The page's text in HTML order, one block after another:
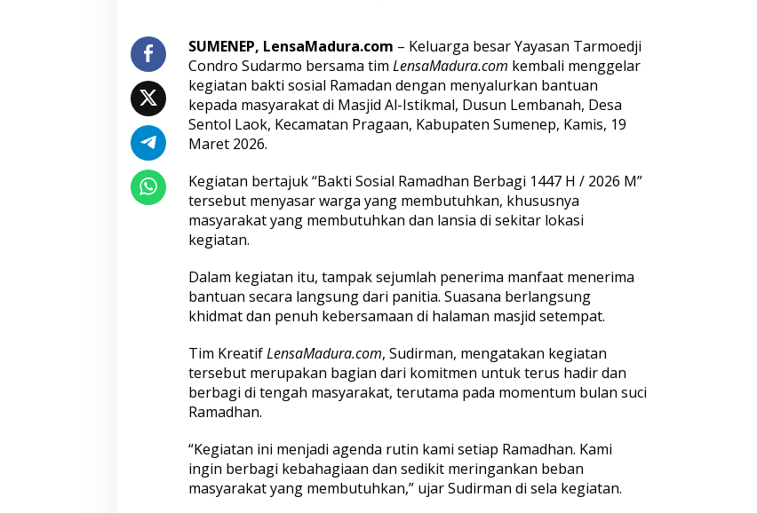
m
a
e
n
s
a
d
u
r
a
l
a
r
a
k
t
i
S
s
a
l
SUMENEP, LensaMadura.com – Keluarga besar Yayasan Tarmoedji
Condro Sudarmo bersama tim LensaMadura.com kembali menggelar
kegiatan bakti sosial Ramadan dengan menyalurkan bantuan
kepada masyarakat di Masjid Al-Istikmal, Dusun Lembanah, Desa
Sentol Laok, Kecamatan Pragaan, Kabupaten Sumenep, Kamis, 19
Maret 2026.
Kegiatan bertajuk “Bakti Sosial Ramadhan Berbagi 1447 H / 2026 M”
tersebut menyasar warga yang membutuhkan, khususnya
masyarakat yang membutuhkan dan lansia di sekitar lokasi
kegiatan.
Dalam kegiatan itu, tampak sejumlah penerima manfaat menerima
bantuan secara langsung dari panitia. Suasana berlangsung
khidmat dan penuh kebersamaan di halaman masjid setempat.
Tim KreatifLensaMadura.com, Sudirman, mengatakan kegiatan
tersebut merupakan bagian dari komitmen untuk terus hadir dan
berbagi di tengah masyarakat, terutama pada momentum bulan suci
Ramadhan.
“Kegiatan ini menjadi agenda rutin kami setiap Ramadhan. Kami
ingin berbagi kebahagiaan dan sedikit meringankan beban
masyarakat yang membutuhkan,” ujar Sudirman di sela kegiatan.